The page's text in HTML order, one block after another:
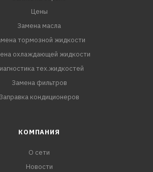
Цены
Замена масла
тормозной жидкости
охлаждающей жидкости
тех.жидкостей
Замена фильтров
Заправка кондиционеров
КОМПАНИЯ
О сети
Новости